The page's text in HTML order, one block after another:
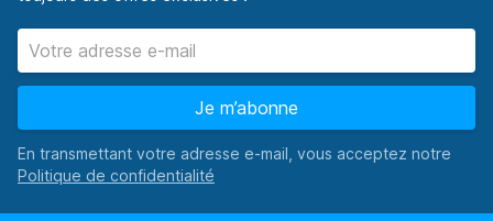
Je m’abonne
En transmettant votre adresse e-mail, vous acceptez notre